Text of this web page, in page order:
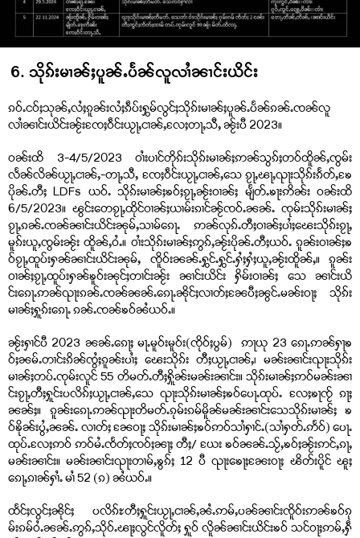
6. သိုၵ်းမၢၼ်ႈပူၼ်ႉပႅၼ်လူလၢႆၼၢင်းယိင်း
ၵဝ်ႉငဝ်ႈသုၼ်ႇလႆႈၵူၼ်းလႆႈၵဵပ်းႁွမ်လွင်ႈသိုၵ်းမၢၼ်ႈပူၼ်ႉပႅၼ်ၵၼ်ႉၸၼ်လူ
လၢႆၼၢင်းယိင်းၼႂ်းၸႄႈဝဵင်းယႂႃႇငၢၼ်ႇလႄႈတႃႇသီႇ ၼႂ်းပီ 2023။
ဝၼ်းထိ 3-4/5/2023 ဝၢႆးပၢင်တိုၵ်းသိုၵ်းမၢၼ်ႈဢၼ်သွၵ်ႈတဝ်ထိူၼ်ႇၸွမ်း
လႅၼ်လိၼ်ယႂႃႇငၢၼ်ႇ-တႃႇသီႇ ၸႄႈဝဵင်းယႂႃႇငၢၼ်ႇသေ ၵႂႃႇၽႃႇၺႃးသိုၵ်းၵႅတ်ႇၶႄ
ပိုၼ်ႉတီႈ LDFs ယဝ်ႉ သိုၵ်းမၢၼ်ႈၶဝ်ႈၵႂႃႇၼႂ်းဝၢၼ်ႈ မျႅတ်ႉၶႃးဢိၼ်း ဝၼ်းထိ
6/5/2023။ ၽွင်းတေၵႂႃႇထိုင်ဝၢၼ်ႈယၢမ်းၵၢင်ၼႂ်ၸဝ်ႉၼၼ်ႉ ၸုမ်းသိုၵ်းမၢၼ်ႈ
ၵႂႃႇၵၼ်ႉၸၼ်ၼၢင်းယိင်းၼုမ်ႇသၢမ်ၵေႃႉ ဢၼ်လုၵ်ႉတီႈဝၢၼ်ႈပၢႆႈၽေးသိုၵ်းၵႂႃႇ
မူၵ်းယူႇၸွမ်းၼႂ်း ထိူၼ်ႇဝႆႉ။ ဝၢႆးသိုၵ်းမၢၼ်ႈဢွၵ်ႇၼႂ်းပိုၼ်ႉတီႈယဝ်ႉ ၵူၼ်းဝၢၼ်ႈၶ
ဝ်ၵႂႃႇထူပ်းႁၼ်ၼၢင်းယိင်းၼုမ်ႇ ၸိူဝ်းၼၼ်ႉႁွင်ႉႁွင်ႉႁႆႈႁႆႈယူႇၼႂ်းထိူၼ်ႇ။ ၵူၼ်း
ဝၢၼ်ႈၵႂႃႇထူပ်းႁၼ်ၶူဝ်းၼုင်ႈတၢင်းၼႂ်း ၼၢင်းယိင်း ႁိမ်းဝၢၼ်ႈ သေ ၼၢင်းယိ
င်းၵေႃႉဢၼ်ၺႃးၵၼ်ႉၸၼ်ၼၼ်ႉၵေႃႉၼိုင်ႈလၢတ်ႈၼႄပီႈၼွင်ႉမၼ်းဝႃႈ သိုၵ်း
မၢၼ်ႈႁူၵ်းၵေႃႉ ၵၼ်ႉၸၼ်ၶဝ်ၼႆယဝ်ႉ။
ၼႂ်းႁၢင်ပီ 2023 ၼၼ်ႉၵေႃႈ မႃႉမူဝ်းမူဝ်း(ၸိုဝ်ႈပွမ်) ဢႃယု 23 ၵေႃႉဢၼ်ႁႃၶ
ဝ်ႈၼမ်ႉတၢင်းၵိၼ်ၸွႆႈၵူၼ်းပၢႆႈ ၽေးသိုၵ်း တီႈယႂႃႇငၢၼ်ႇ၊ မၼ်းၼၢင်းၺႃးသိုၵ်း
မၢၼ်ႈတပ်ႉၸုမ်းလူင် 55 တိမတ်ႉတီႈႁိူၼ်းမၼ်းၼၢင်း။ သိုၵ်းမၢၼ်ႈဢဝ်မၼ်းၼၢ
င်းၵႂႃႇတီႈႁူင်းပလိၵ်ႈယႂႃႇငၢၼ်ႇသေ ၺႃးသိုၵ်းမၢၼ်ႈၶဝ်ပေႃႉထုပ်ႉ လႄႈၶႃၸႂ် ၵႃႈ
ၼၼ်ႈ။ ၵူၼ်းၵေႃႉဢၼ်ၺႃးတိမတ်ႉၵုမ်းၵမ်မိူၼ်မၼ်းၼၢင်းသေသိုၵ်းမၢၼ်ႈ ၶ
ဝ်ၶိုၼ်းပွႆႇၼၼ်ႉ လၢတ်ႈ ၼႄဝႃႈ သိုၵ်းမၢၼ်ႈၶဝ်ဢဝ်သၢႆႁၢင်ႉ(သၢႆႁတ်ႉဢႅဝ်) ပေႃႉ
ထုပ်ႉလႄႈဢဝ် ဢဝ်မႆႉၸႅတ်ႈၸဝ်ႈၼႃႈ တီႈ/ ယႄး ၶဝ်ၼၼ်ႉသႂ်ႇၶဝ်ႈၼႂ်းဢင်ႇၵႃႇ
မၼ်းၼၢင်း။ မၼ်းၼၢင်းၺႃးတၢမ်ႇၶွၵ်ႈ 12 ပီ ၺႃးၶေႃႈၼႄးဝႃႈ ၽိတ်းပိူင် ၽူႈ
ၵေႃႇၵၢၼ်ႁၢႆႉ မၢႆ 52 (ၵ) ၼႆယဝ်ႉ။
ထႅင်ႈလွင်ႈၼိုင်ႈ ပလိၵ်ႊတီႈႁူင်းယႂႃႇငၢၼ်ႇၼႆႉဢမ်ႇပၼ်ၼၢင်းၸိူဝ်းဢၼ်ၶဝ်ၵု
မ်းၵမ်ဝႆႉၼၼ်ႉဢွၵ်ႇသိုဝ်ႉၽႃႈလွင်လိူတ်ႈ ႁူဝ် လိူၼ်ၼၢင်းယိင်းၶဝ် သင်ဝႃႈဢမ်ႇႁဵ